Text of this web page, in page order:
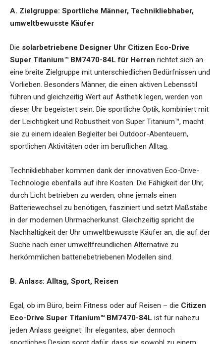
A. Zielgruppe: Sportliche Männer, Technikliebhaber,
umweltbewusste Käufer
Die solarbetriebene Designer Uhr Citizen Eco-Drive
Super Titanium™ BM7470-84L für Herren richtet sich an
eine breite Zielgruppe mit unterschiedlichen Bedürfnissen und
Vorlieben. Besonders Männer, die einen aktiven Lebensstil
führen und gleichzeitig Wert auf Ästhetik legen, werden von
dieser Uhr begeistert sein. Die sportliche Optik, kombiniert mit
der Leichtigkeit und Robustheit von Super Titanium™, macht
sie zu einem idealen Begleiter bei Outdoor-Abenteuern,
sportlichen Aktivitäten oder im beruflichen Alltag.
Technikliebhaber kommen dank der innovativen Eco-Drive-
Technologie ebenfalls auf ihre Kosten. Die Fähigkeit der Uhr,
durch Licht betrieben zu werden, ohne jemals einen
Batteriewechsel zu benötigen, fasziniert und setzt Maßstäbe
in der modernen Uhrmacherkunst. Gleichzeitig spricht die
Nachhaltigkeit der Uhr umweltbewusste Käufer an, die auf der
Suche nach einer umweltfreundlichen Alternative zu
herkömmlichen batteriebetriebenen Modellen sind.
B. Anlass: Alltag, Sport, Reisen
Egal, ob im Büro, beim Fitness oder auf Reisen – die Citizen
Eco-Drive Super Titanium™ BM7470-84L ist für nahezu
jeden Anlass geeignet. Ihr elegantes, aber dennoch